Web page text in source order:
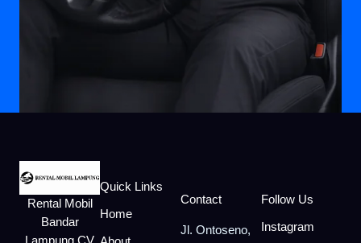
Rental Mobil
Bandar
Quick Links
Home
Contact
Jl. Ontoseno,
Follow Us
Instagram